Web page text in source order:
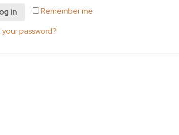
Remember me
in
password?